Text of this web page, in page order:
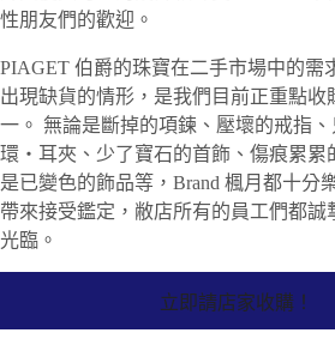
性朋友們的歡迎。
PIAGET 伯爵的珠寶在二手市場中的需
出現缺貨的情形，是我們目前正重點收
一。 無論是斷掉的項鍊、壓壞的戒指
環・耳夾、少了寶石的首飾、傷痕累累
是已變色的飾品等，Brand 楓月都十分
帶來接受鑑定，敝店所有的員工們都誠
光臨。
立即請店家收購！